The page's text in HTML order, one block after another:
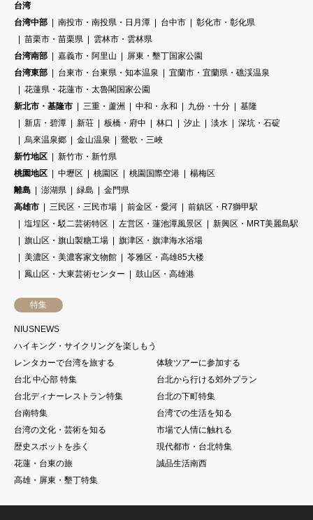
台湾
台湾中部
南投市・南投県・日月潭 台中市
彰化市・彰化県
苗栗市・苗栗県
雲林市・雲林県
台湾南部
嘉義市・阿里山
屏東・墾丁国家公園
台湾東部
台東市・台東県・知本温泉
宜蘭市・宜蘭県・礁渓温泉
花蓮県・花蓮市・太魯閣国家公園
新北市・基隆市
三重・蘆洲 中和・永和 九份・十分
基隆
新店・碧潭
新荘 板橋・府中 林口 汐止 淡水
深坑・石碇
烏來温泉郷
金山温泉
鶯歌・三峽
新竹地区
新竹市・新竹県
桃園地区
中壢区 桃園区 桃園国際空港
楊梅区
離島
澎湖県 緑島
金門県
高雄市
三民区・三民市場 前金区・愛河
前鎮区・R7獅甲駅
塩埕区・駁二芸術特区
左営区・蓮池潭風景区
新興区・MRT美麗島駅
旗山区・旗山製糖工場
旗津区・旗津海水浴場
美濃区・美濃客家文物館
苓雅区・高雄85大楼
鳳山区・大東芸術センター
鼓山区・高雄港
特集
NIUSNEWS
ハイキング・サイクリングを楽しもう
レンタカーで台湾を旅する
体験ツアーに参加する
台北 中心部 特集
台北から行ける郊外プラン
台北ディナーレストラン特集
台北の下町特集
台南特集
台湾での生活を知る
台湾の文化・芸術を知る
市場で人情に触れる
歴史スポットを歩く
現代都市・台北特集
花蓮・台東の旅
誠品生活南西
高雄・屏東・墾丁特集